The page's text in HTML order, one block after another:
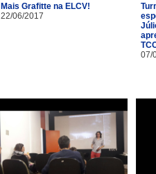
Mais Grafitte na ELCV!
22/06/2017
07/